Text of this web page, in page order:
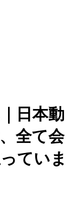
日本動
全て会
ていま